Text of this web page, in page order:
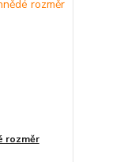
rozměr